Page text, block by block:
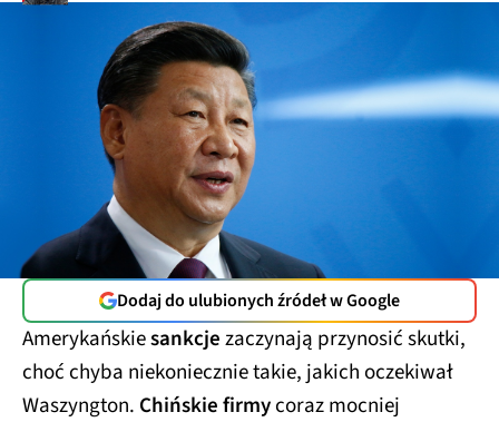
Dodaj do ulubionych źródeł w Google
Amerykańskiesankcjezaczynają przynosić skutki,
choć chyba niekoniecznie takie, jakich oczekiwał
Waszyngton. Chińskie firmycoraz mocniej